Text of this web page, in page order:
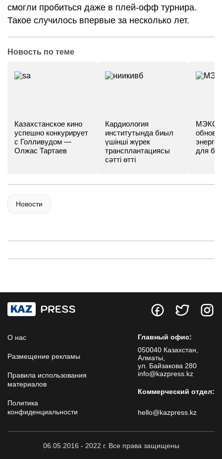
смогли пробиться даже в плей-офф турнира.
Такое случилось впервые за несколько лет.
Новость по теме
Казахстанское кино
успешно конкурирует
с Голливудом —
Олжас Тартаев
Кардиология
институтында биыл
үшінші жүрек
трансплантациясы
сәтті өтті
МЭКС -
для
Новости
О нас
Размещение рекламы
Правила использования
материалов
Политика
конфиденциальности
Главный офис:
050040 Казахстан,
Алматы,
ул. Байзакова 280
info@kazpress.kz
Коммерческий отдел:
hello@kazpress.kz
06.05.2016 - 2022 г. Все права защищены